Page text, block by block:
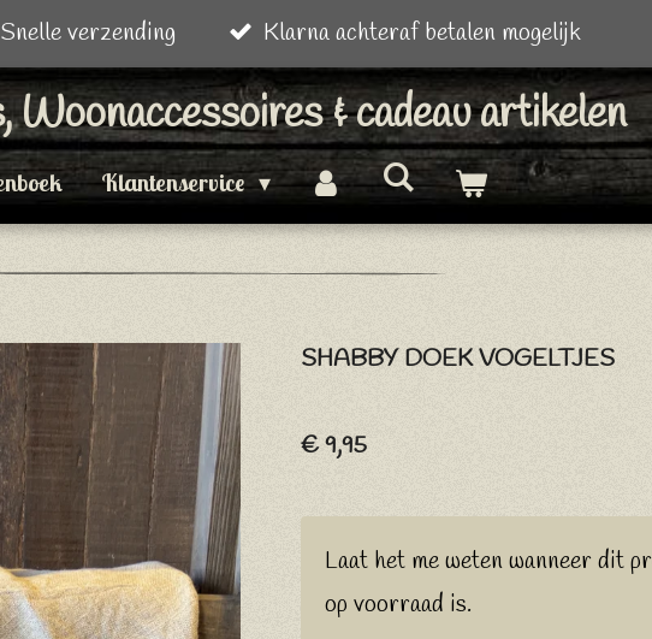
Snelle verzending Klarna achteraf betalen mogelijk
Woonaccessoires & cadeau artikelen
Klantenservice
SHABBY DOEK VOGELTJES
€ 9,95
Laat het me weten wanneer dit
op voorraad is.